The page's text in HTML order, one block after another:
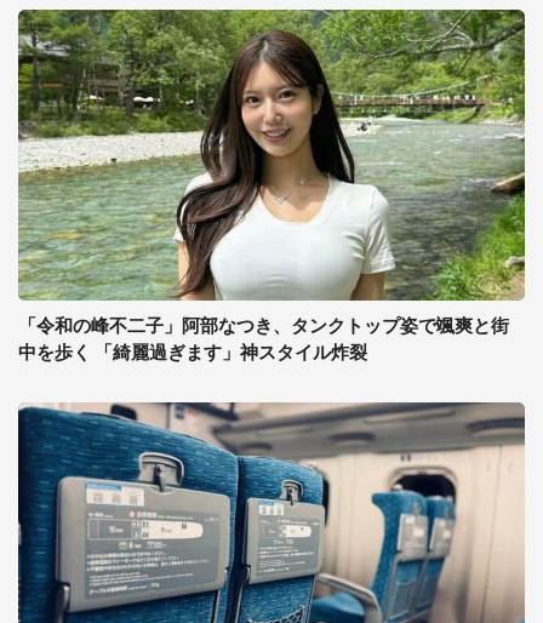
「令和の峰不二子」阿部なつき、タンクトップ姿で颯爽と街
中を歩く 「綺麗過ぎます」神スタイル炸裂